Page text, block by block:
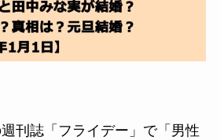
刊誌「フライデー」で「男性